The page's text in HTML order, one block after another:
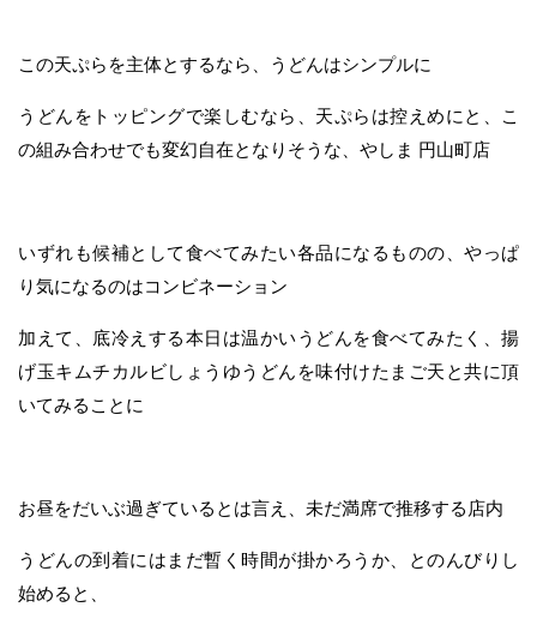
この天ぷらを主体とするなら、うどんはシンプルに
うどんをトッピングで楽しむなら、天ぷらは控えめにと、こ
の組み合わせでも変幻自在となりそうな、やしま 円山町店
いずれも候補として食べてみたい各品になるものの、やっぱ
り気になるのはコンビネーション
加えて、底冷えする本日は温かいうどんを食べてみたく、揚
げ玉キムチカルビしょうゆうどんを味付けたまご天と共に頂
いてみることに
お昼をだいぶ過ぎているとは言え、未だ満席で推移する店内
うどんの到着にはまだ暫く時間が掛かろうか、とのんびりし
始めると、